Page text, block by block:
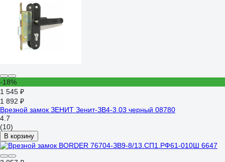
-18%
1 545 ₽
1 892 ₽
Врезной замок ЗЕНИТ Зенит-ЗВ4-3.03 черный 08780
4.7
(10)
В корзину